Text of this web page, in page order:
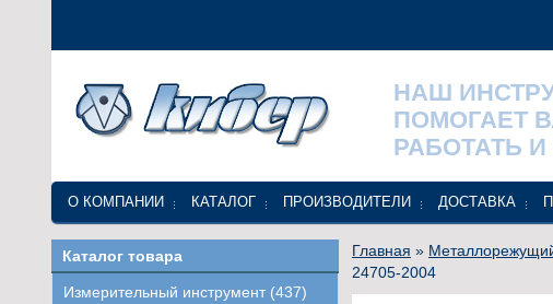
НАШ
ПОМОГАЕТ
РАБОТАТЬ
О КОМПАНИИ КАТАЛОГ ПРОИЗВОДИТЕЛИ ДОСТАВКА
Каталог товара
Измерительный инструмент (437)
Главная »
24705-2004